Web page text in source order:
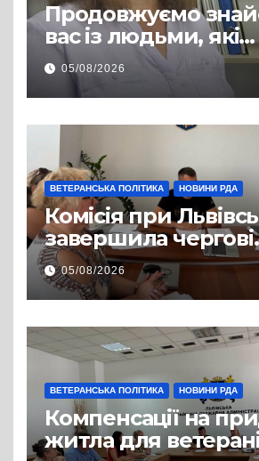
Продовжуємо
вас із людьми, які
допомагають
захисникам і
повертатися до
життя
05/08/2026
ВЕТЕРАНСЬКА ПОЛІТИКА НОВИНИ РДА
Комісія при
завершила чергові
співбесіди та
рекомендувала
на посади фахівців
супроводу
05/08/2026
ВЕТЕРАНСЬКА ПОЛІТИКА НОВИНИ РДА
Компенсації на
житла для